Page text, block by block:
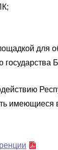
для
имеющиеся